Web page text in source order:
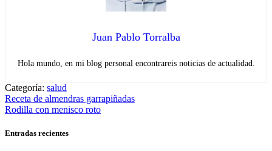
Juan Pablo Torralba
Hola mundo, en mi blog personal encontrareis noticias de actualidad.
Categoría: salud
Navegación
de
entradas
Entrada
anterior:
Receta de almendras garrapiñadas
Entrada
Rodilla con menisco roto
Entradas recientes